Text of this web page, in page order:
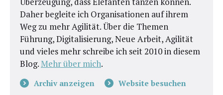
Daher begleite ich Organisationen auf ihrem
Weg zu mehr Agilität. Über die Themen
Führung, Digitalisierung, Neue Arbeit, Agilität
und vieles mehr schreibe ich seit 2010 in diesem
Blog. Mehr über mich.
Archiv anzeigen Website besuchen